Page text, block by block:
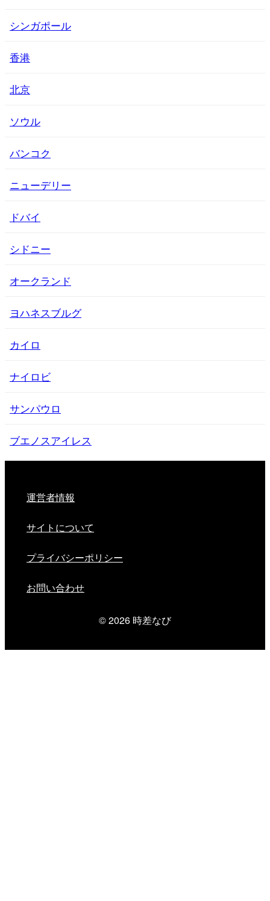
シンガポール
香港
北京
ソウル
バンコク
ニューデリー
ドバイ
シドニー
オークランド
ヨハネスブルグ
カイロ
ナイロビ
サンパウロ
ブエノスアイレス
運営者情報
サイトについて
プライバシーポリシー
お問い合わせ
© 2026 時差なび